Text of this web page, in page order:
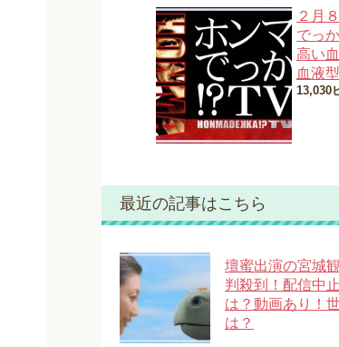
２月
でっ
高い
血液
13,030
最近の記事はこちら
壇蜜出演の宮城
判殺到！配信中
は？動画あり！
は？